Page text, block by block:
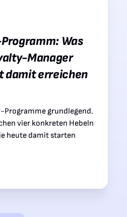
Was
Manager
damit erreichen
Programme grundlegend.
vier konkreten Hebeln
heute damit starten